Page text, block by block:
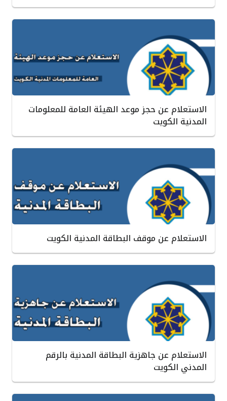
الاستعلام عن حجز موعد الهيئة العامة للمعلومات
المدنية الكويت
الاستعلام عن موقف البطاقة المدنية الكويت
الاستعلام عن جاهزية البطاقة المدنية بالرقم
المدني الكويت